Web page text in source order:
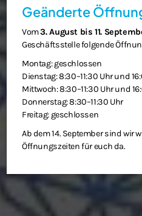
Geänderte
Vom3. August bis 11.
Geschäftsstelle folgende
Montag: geschlossen
Dienstag: 8:30–11:30 Uhr und
Mittwoch: 8:30–11:30 Uhr und
Donnerstag: 8:30–11:30 Uhr
Freitag: geschlossen
Ab dem 14. September sind wir
Öffnungszeiten für euch da.